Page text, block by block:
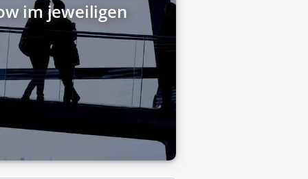
im jeweiligen